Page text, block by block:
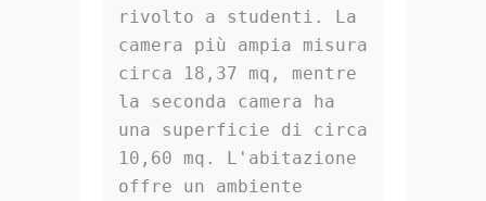
rivolto a studenti. La
camera più ampia misura
circa 18,37 mq, mentre
la seconda camera ha
una superficie di circa
10,60 mq. L'abitazione
offre un ambiente